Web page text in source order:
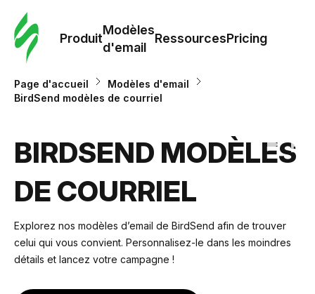
Produit
Modèles
d'email
RessourcesPricing
Page d'accueil
Modèles d'email
BirdSend modèles de courriel
BIRDSEND MODÈLES
DE COURRIEL
Explorez nos modèles d’email de BirdSend afin de trouver
celui qui vous convient. Personnalisez-le dans les moindres
détails et lancez votre campagne !